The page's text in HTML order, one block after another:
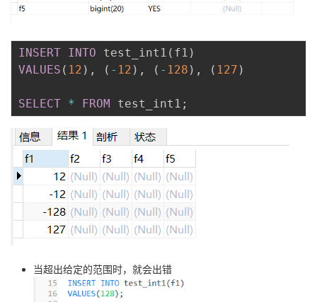
程
认
证
的
实
验
我
的
收
藏
持
建
议
INSERT INTO test_int1 ( f1 )
VALUES ( 12 ) , ( - 12 ) , ( - 128 ) , ( 127 )
SELECT * FROM test_int1 ;
当超出给定的范围时，就会出错